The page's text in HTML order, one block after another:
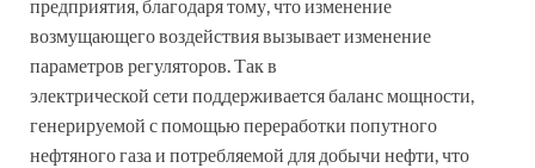
предприятия, благодаря тому, что изменение
возмущающего воздействия вызывает изменение
параметров регуляторов. Так в
электрической сети поддерживается баланс мощности,
генерируемой с помощью переработки попутного
нефтяного газа и потребляемой для добычи нефти, что